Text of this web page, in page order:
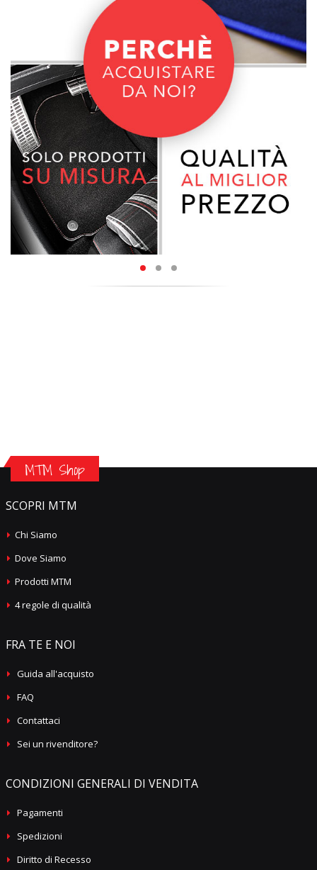
MTM Shop
SCOPRI MTM
Chi Siamo
Dove Siamo
Prodotti MTM
4 regole di qualità
FRA TE E NOI
Guida all'acquisto
FAQ
Contattaci
Sei un rivenditore?
CONDIZIONI GENERALI DI VENDITA
Pagamenti
Spedizioni
Diritto di Recesso